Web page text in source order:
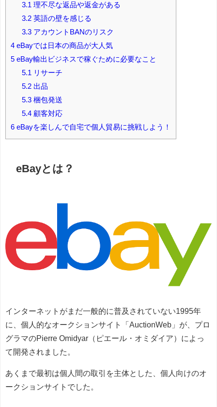
3.1 理不尽な返品や返金がある
3.2英語の壁を感じる
3.3アカウントBANのリスク
4 eBayでは日本の商品が大人気
5 eBay輸出ビジネスで稼ぐために必要なこと
5.1
リサーチ
5.2出品
5.3梱包発送
5.4顧客対応
6 eBayを楽しんで自宅で個人貿易に挑戦しよう！
eBayとは？
インターネットがまだ一般的に普及されていない1995年
に、個人的なオークションサイト「 AuctionWeb 」が、 プロ
グラマのPierre Omidyar（ピエール・オミダイア）によっ
て開発されました。
あくまで最初は個人間の取引を主体とした、個人向けのオ
ークションサイトでした。